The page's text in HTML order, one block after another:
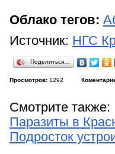
Облако тегов:
Источник: НГС
Поделиться…
Просмотров: 1292
Смотрите также:
Паразиты в
Подросток